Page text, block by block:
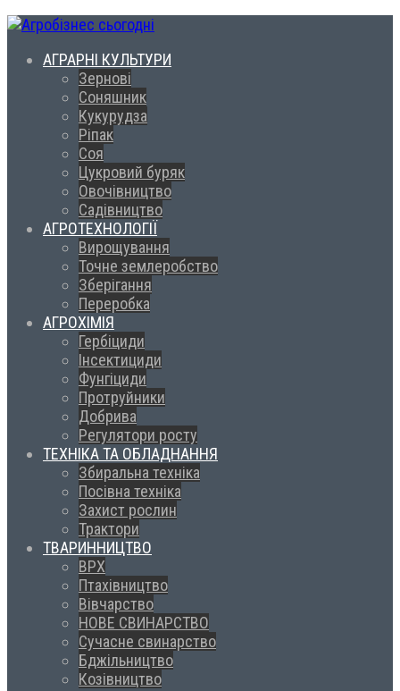
АГРАРНІ КУЛЬТУРИ
Зернові
Соняшник
Кукурудза
Ріпак
Соя
Цукровий буряк
Овочівництво
Садівництво
АГРОТЕХНОЛОГІЇ
Вирощування
Точне землеробство
Зберігання
Переробка
АГРОХІМІЯ
Гербіциди
Інсектициди
Фунгіциди
Протруйники
Добрива
Регулятори росту
ТЕХНІКА ТА ОБЛАДНАННЯ
Збиральна техніка
Посівна техніка
Захист рослин
Трактори
ТВАРИННИЦТВО
ВРХ
Птахівництво
Вівчарство
НОВЕ СВИНАРСТВО
Сучасне свинарство
Бджільництво
Козівництво